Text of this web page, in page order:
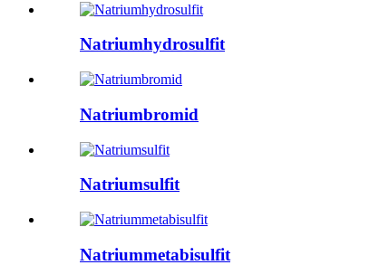
Natriumhydrosulfit
Natriumbromid
Natriumsulfit
Natriummetabisulfit